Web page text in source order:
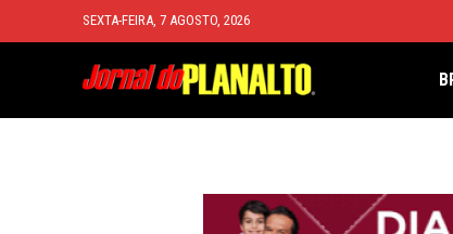
SEXTA-FEIRA, 7 AGOSTO, 2026